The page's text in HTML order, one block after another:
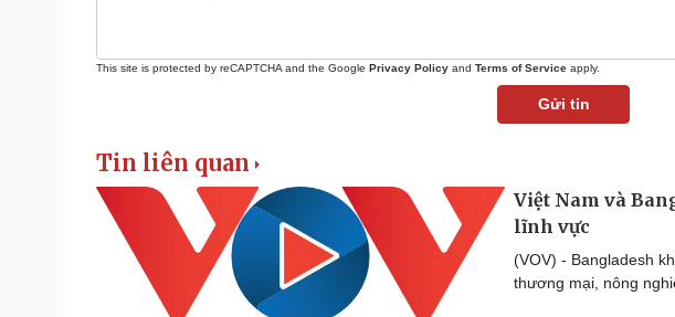
This site is protected by reCAPTCHA and the Google Privacy Policy and Terms of Service apply.
Gửi tin
Tin liên quan
Việt Nam và
lĩnh vực
(VOV) - Bangladesh
thương mại, nông